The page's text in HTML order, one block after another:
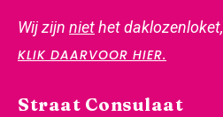
Wij zijn niethet daklozenloket,
KLIK DAARVOOR HIER.
Straat Consulaat